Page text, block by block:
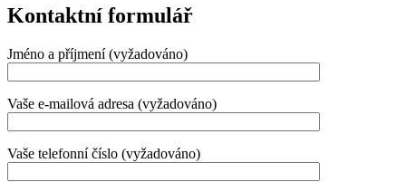
Kontaktní formulář
Jméno a příjmení (vyžadováno)
Vaše e-mailová adresa (vyžadováno)
Vaše telefonní číslo (vyžadováno)